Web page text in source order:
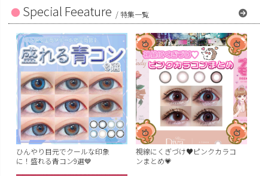
Special Feeature /特集一覧
ひんやり目元でクールな印象
に！盛れる青コン9選💙
視線にくぎづけ♥ピンクカラコ
ンまとめ💗